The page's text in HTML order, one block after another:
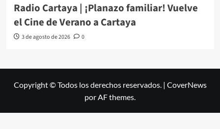
Radio Cartaya | ¡Planazo familiar! Vuelve
el Cine de Verano a Cartaya
3 de agosto de 2026 0
Copyright © Todos los derechos reservados. | CoverNews
por AF themes.